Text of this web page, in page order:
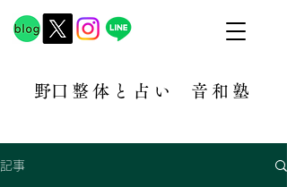
​野口整体と占い 音和塾​
記事